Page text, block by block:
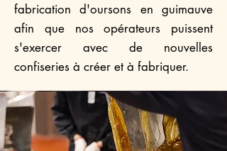
fabrication d'oursons en guimauve
afin que nos opérateurs puissent
s'exercer avec de nouvelles
confiseries à créer et à fabriquer.